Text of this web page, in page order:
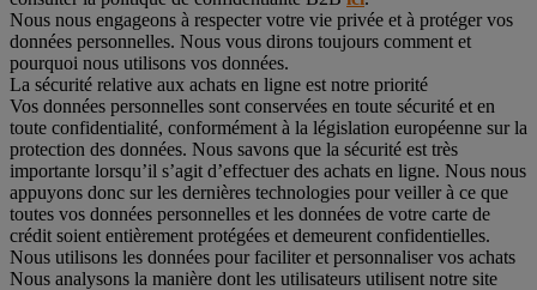
Nous nous engageons à respecter votre vie privée et à protéger vos
données personnelles. Nous vous dirons toujours comment et
pourquoi nous utilisons vos données.
La sécurité relative aux achats en ligne est notre priorité
Vos données personnelles sont conservées en toute sécurité et en
toute confidentialité, conformément à la législation européenne sur la
protection des données. Nous savons que la sécurité est très
importante lorsqu’il s’agit d’effectuer des achats en ligne. Nous nous
appuyons donc sur les dernières technologies pour veiller à ce que
toutes vos données personnelles et les données de votre carte de
crédit soient entièrement protégées et demeurent confidentielles.
Nous utilisons les données pour faciliter et personnaliser vos achats
Nous analysons la manière dont les utilisateurs utilisent notre site